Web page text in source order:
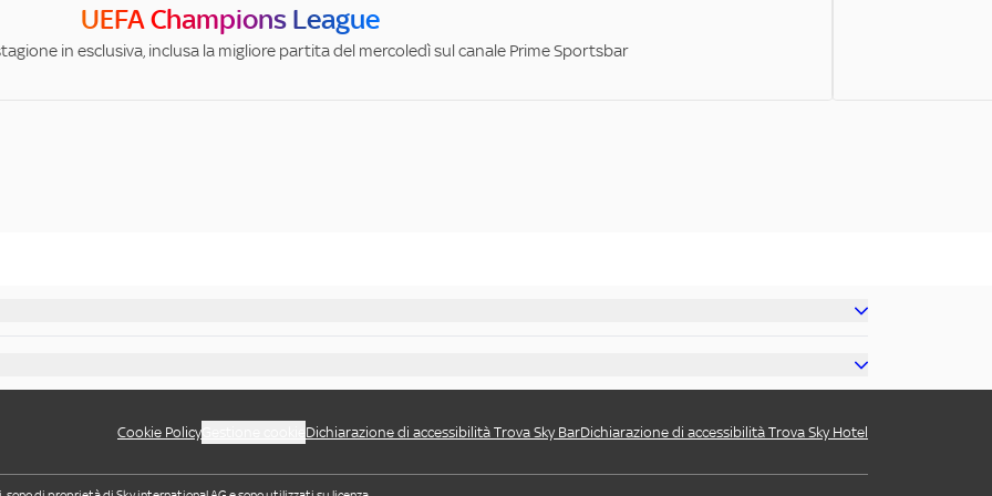
UEFA Champions League
in esclusiva, inclusa la migliore partita del mercoledì sul canale Prime Sportsbar
Cookie Policy Dichiarazione di accessibilità Trova Sky BarDichiarazione di accessibilità Trova Sky Hotel